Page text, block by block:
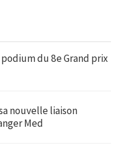
du 8e Grand prix
nouvelle liaison
Med